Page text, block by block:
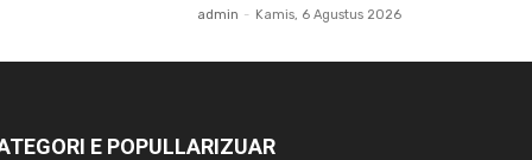
admin - Kamis, 6 Agustus 2026
E POPULLARIZUAR